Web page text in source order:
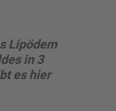
Lipödem
in 3
es hier